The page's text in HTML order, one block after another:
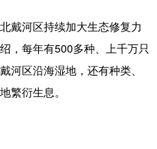
河北
河区持续加大生态修复力
，每年有500多种、上千万只
河区沿海湿地，还有种类、
繁衍生息。